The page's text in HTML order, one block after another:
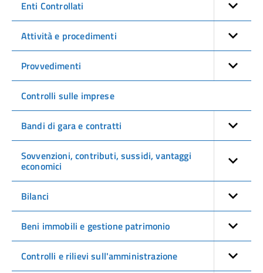
Enti Controllati
Attività e procedimenti
Provvedimenti
Controlli sulle imprese
Bandi di gara e contratti
Sovvenzioni, contributi, sussidi, vantaggi
economici
Bilanci
Beni immobili e gestione patrimonio
Controlli e rilievi sull'amministrazione